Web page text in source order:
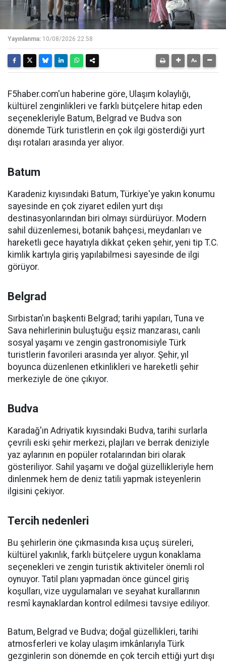
Yayınlanma: 10/08/2026 22:58
F5haber.com'un haberine göre, Ulaşım kolaylığı,
kültürel zenginlikleri ve farklı bütçelere hitap eden
seçenekleriyle Batum, Belgrad ve Budva son
dönemde Türk turistlerin en çok ilgi gösterdiği yurt
dışı rotaları arasında yer alıyor.
Batum
Karadeniz kıyısındaki Batum, Türkiye'ye yakın konumu
sayesinde en çok ziyaret edilen yurt dışı
destinasyonlarından biri olmayı sürdürüyor. Modern
sahil düzenlemesi, botanik bahçesi, meydanları ve
hareketli gece hayatıyla dikkat çeken şehir, yeni tip T.C.
kimlik kartıyla giriş yapılabilmesi sayesinde de ilgi
görüyor.
Belgrad
Sırbistan'ın başkenti Belgrad; tarihi yapıları, Tuna ve
Sava nehirlerinin buluştuğu eşsiz manzarası, canlı
sosyal yaşamı ve zengin gastronomisiyle Türk
turistlerin favorileri arasında yer alıyor. Şehir, yıl
boyunca düzenlenen etkinlikleri ve hareketli şehir
merkeziyle de öne çıkıyor.
Budva
Karadağ'ın Adriyatik kıyısındaki Budva, tarihi surlarla
çevrili eski şehir merkezi, plajları ve berrak deniziyle
yaz aylarının en popüler rotalarından biri olarak
gösteriliyor. Sahil yaşamı ve doğal güzellikleriyle hem
dinlenmek hem de deniz tatili yapmak isteyenlerin
ilgisini çekiyor.
Tercih nedenleri
Bu şehirlerin öne çıkmasında kısa uçuş süreleri,
kültürel yakınlık, farklı bütçelere uygun konaklama
seçenekleri ve zengin turistik aktiviteler önemli rol
oynuyor. Tatil planı yapmadan önce güncel giriş
koşulları, vize uygulamaları ve seyahat kurallarının
resmî kaynaklardan kontrol edilmesi tavsiye ediliyor.
Batum, Belgrad ve Budva; doğal güzellikleri, tarihi
atmosferleri ve kolay ulaşım imkânlarıyla Türk
gezginlerin son dönemde en çok tercih ettiği yurt dışı